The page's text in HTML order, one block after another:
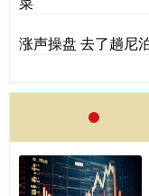
涨声操盘 去了趟尼